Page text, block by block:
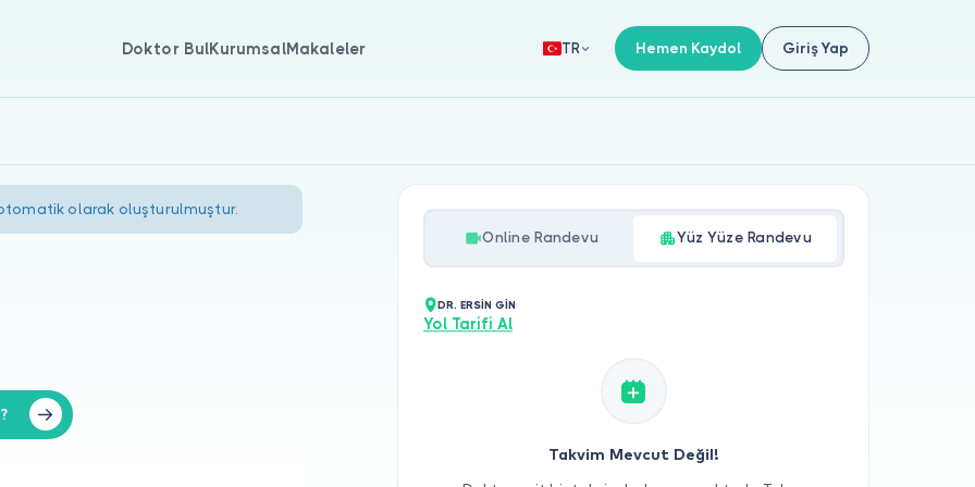
Doktor BulKurumsalMakaleler TR Hemen Kaydol Giriş Yap
olarak oluşturulmuştur.
Online Randevu Yüz Yüze Randevu
DR. ERSİN GİN
Yol Tarifi Al
Takvim Mevcut Değil!